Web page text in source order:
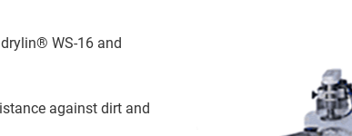
WS-16 and
against dirt and